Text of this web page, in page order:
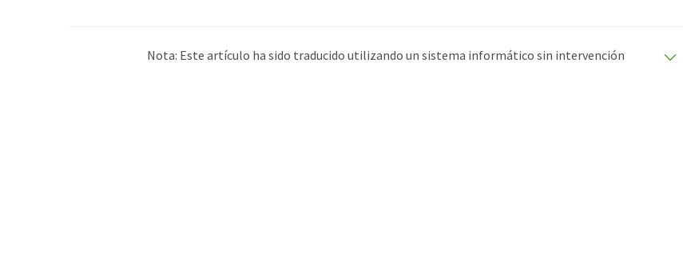
Nota: Este artículo ha sido traducido utilizando un sistema informático sin intervención